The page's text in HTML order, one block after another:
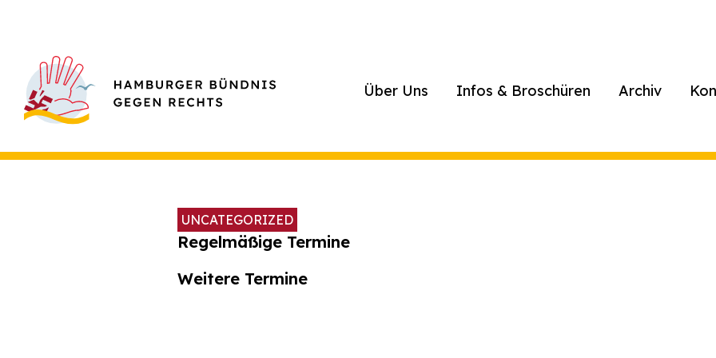
Über Uns Infos & Broschüren Archiv
UNCATEGORIZED
Regelmäßige Termine
Weitere Termine